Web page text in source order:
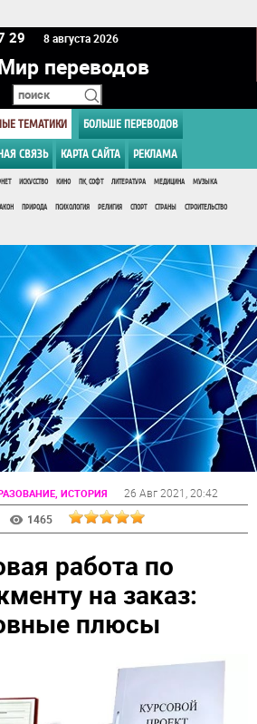
8 августа 2026
переводов
ТЕМАТИКИ БОЛЬШЕ ПЕРЕВОДОВ
СВЯЗЬ КАРТА САЙТА РЕКЛАМА
ИСКУССТВО КИНО ПК, СОФТ ЛИТЕРАТУРА МЕДИЦИНА МУЗЫКА
ПРИРОДА ПСИХОЛОГИЯ РЕЛИГИЯ СПОРТ СТРАНЫ СТРОИТЕЛЬСТВО
ИСТОРИЯ 26 Авг 2021 , 20:42
1465
работа по
на заказ:
плюсы